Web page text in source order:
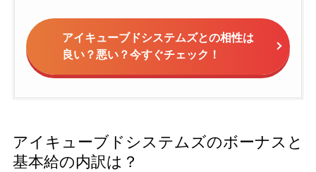
アイキューブドシステムズとの相性は
良い？悪い？今すぐチェック！
アイキューブドシステムズのボーナスと
基本給の内訳は？